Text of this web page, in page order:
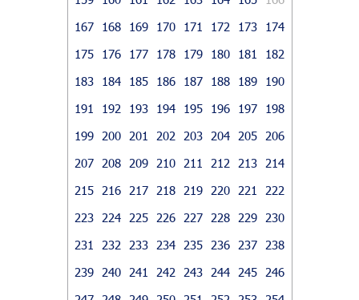
167
168 169 170 171 172 173
174
175
176 177 178 179 180 181
182
183
184 185 186 187 188 189
190
191
192 193 194 195 196 197
198
199
200 201 202 203 204 205
206
207
208 209 210 211 212 213
214
215
216 217 218 219 220 221
222
223
224 225 226 227 228 229
230
231
232 233 234 235 236 237
238
239
240 241 242 243 244 245
246